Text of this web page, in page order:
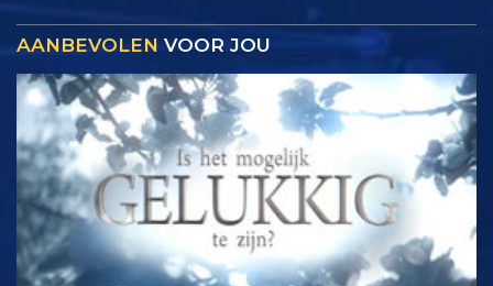
AANBEVOLEN VOOR JOU